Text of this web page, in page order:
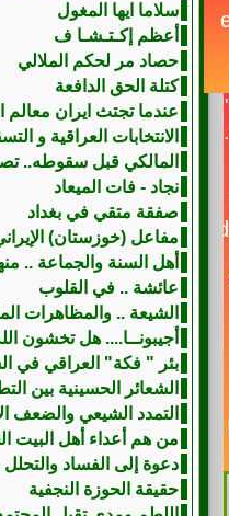
سلاما ايها المغول
أعظم إكـتـشـا ف
حصاد مر لحکم الملالي
كتلة الحق الدافعة
عندما تجتث ايران معالم
الانتخابات العراقية و
المالكي قبل سقوطه..
نجاد - فات الميعاد
صفقة متقي في بغداد
مفاعل (خوزستان)
أهل السنة والجماعة ..
عائشة .. في القلوب
الشيعة .. والمظاهرات
أجيبونــا.... هل تخشون
بئر " فكة" العراقي في
الشعائر الحسينية بين
التمدد الشيعي والضعف
من هم أعداء أهل البيت
دعوة إلى الفساد
حقيقة الحوزة النجفية